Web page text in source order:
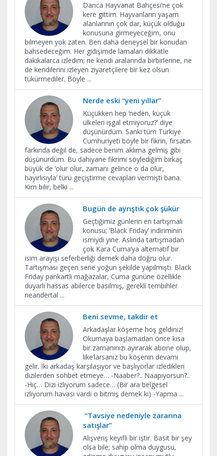
Darıca Hayvanat Bahçesi’ne çok
kere gittim. Hayvanların yaşam
alanlarının çok dar, küçük olduğu
konusuna girmeyeceğim, onu
bilmeyen yok zaten. Ben daha deneysel bir konudan
bahsedeceğim. Her gidişimde lamaları dikkatle
dakikalarca izledim; ne kendi aralarında birbirlerine, ne
de kendilerini izleyen ziyaretçilere bir kez olsun
tükürmediler. Böyle ...
Nerde eski “yeni yıllar”
Küçükken hep ‘neden, küçük
ülkeleri işgal etmiyoruz?’ diye
düşünürdüm. Sanki tüm Türkiye
Cumhuriyeti böyle bir fikrin, fırsatın
farkında değil de, sadece benim aklıma gelmiş gibi
düşünürdüm. Bu dahiyane fikrimi söylediğim birkaç
büyük de ‘olur olur, zamanı gelince o da olur,
hayırlısıyla’ türü geçiştirme cevapları vermişti bana.
Kim bilir, belki ...
Bugün de ayrıştık çok şükür
Geçtiğimiz günlerin en tartışmalı
konusu; ‘Black Friday’ indiriminin
ismiydi yine. Aslında tartışmadan
çok Kara Cuma’ya alternatif bir
isim arayışı seferberliği demek daha doğru olur.
Tartışması geçen sene yoğun şekilde yapılmıştı. Black
Friday pankartlı mağazalar, Cuma gününe özellikle
duyarlı hassas abilerce basılmış, gerekli tembihler
neandertal ...
Beni sevme, takdir et
Arkadaşlar köşeme hoş geldiniz!
Okumaya başlamadan önce kısa
bir zamanınızı ayırarak abone olup,
like’larsanız bu köşenin devamı
gelir. İki arkadaş karşılaşıyor ve başlıyorlar izledikleri
dizilerden sohbet etmeye… -Naaber?.. Naapıyorsun?..
-Hiç… Dizi izliyorum sadece… (Bir ara belgesel
izliyorum havası vardı o bitmiş demek ki) -Yapma ...
“Tavsiye nedeniyle zararına
satışlar”
Alışveriş keyifli bir iştir. Basit bir şey
olsa bile; sahip olma duygusu,